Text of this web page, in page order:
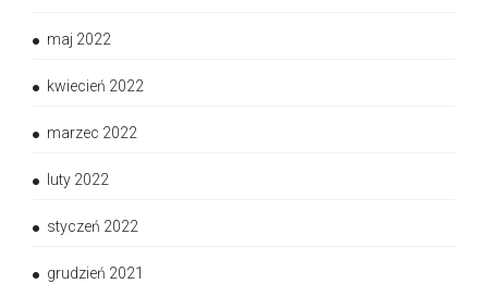
maj 2022
kwiecień 2022
marzec 2022
luty 2022
styczeń 2022
grudzień 2021